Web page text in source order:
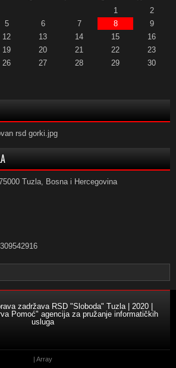
1
2
5 6 7 8
9
12 13 14 15
16
19 20 21 22
23
26 27 28 29
30
Tuzla, Bosna i Hercegovina
zadržava RSD "Sloboda" Tuzla | 2020 |
Pomoć" agencija za pružanje informatičkih
usluga
| Array